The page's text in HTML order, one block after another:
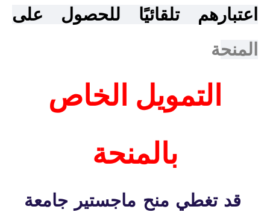
اعتبارهم تلقائيًا للحصول على
المنحة
التمويل الخاص
بالمنحة
قد تغطي منح ماجستير جامعة